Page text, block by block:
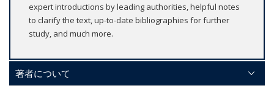
expert introductions by leading authorities, helpful notes
to clarify the text, up-to-date bibliographies for further
study, and much more.
著者について